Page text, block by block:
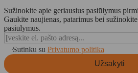
Sužinokite apie geriausius pasiūlymus
Gaukite naujienas, patarimus bei
pasiūlymus.
Sutinku su Privatumo politika
Užsakyti